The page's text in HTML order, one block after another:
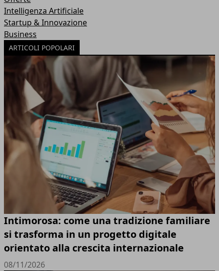
Intelligenza Artificiale
Startup & Innovazione
Business
ARTICOLI POPOLARI
Intimorosa: come una tradizione familiare
si trasforma in un progetto digitale
orientato alla crescita internazionale
08/11/2026